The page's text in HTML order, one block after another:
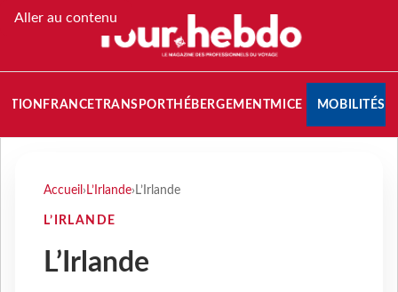
Aller au contenu
FRANCETRANSPORT HÉBERGEMENTMICE MOBILITÉS
Accueil › L’Irlande› L’Irlande
L’IRLANDE
L’Irlande